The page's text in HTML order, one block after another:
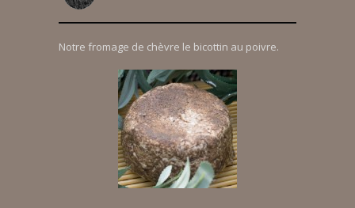
Notre fromage de chèvre le bicottin au poivre.